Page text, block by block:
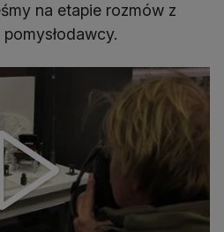
na etapie rozmów z